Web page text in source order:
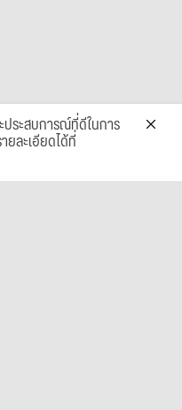
ระสบการณ์ที่ดีในการ
ละเอียดได้ที่